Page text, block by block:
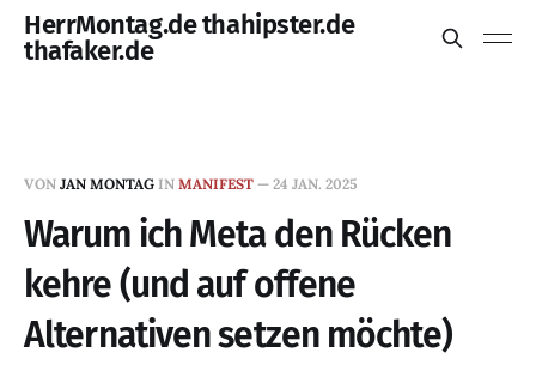
HerrMontag.de thahipster.de
thafaker.de
VON JAN MONTAG IN MANIFEST — 24 JAN. 2025
Warum ich Meta den Rücken
kehre (und auf offene
Alternativen setzen möchte)